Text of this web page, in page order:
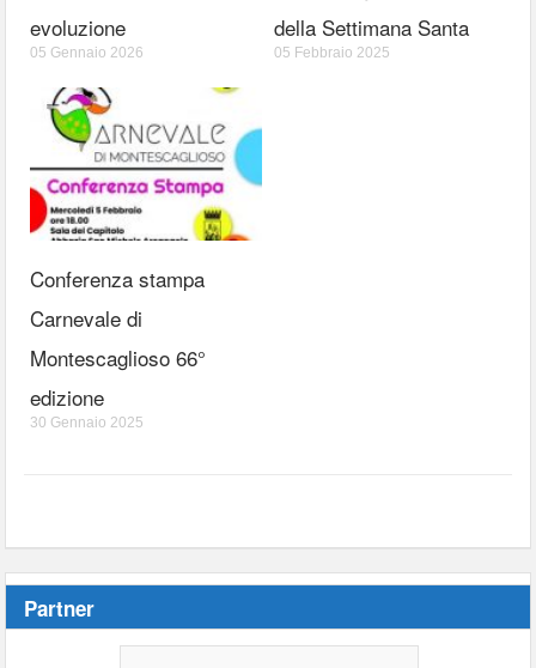
evoluzione
05 Gennaio 2026
della Settimana Santa
05 Febbraio 2025
Conferenza stampa
Carnevale di
Montescaglioso 66°
edizione
30 Gennaio 2025
Partner